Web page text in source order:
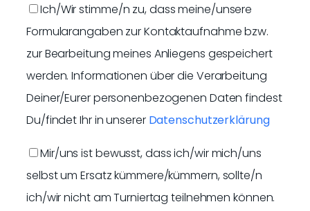
Ich/Wir stimme/n zu, dass meine/unsere
Formularangaben zur Kontaktaufnahme bzw.
zur Bearbeitung meines Anliegens gespeichert
werden. Informationen über die Verarbeitung
Deiner/Eurer personenbezogenen Daten findest
Du/findet Ihr in unserer Datenschutzerklärung
Mir/uns ist bewusst, dass ich/wir mich/uns
selbst um Ersatz kümmere/kümmern, sollte/n
ich/wir nicht am Turniertag teilnehmen können.